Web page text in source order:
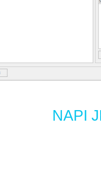
NAPI